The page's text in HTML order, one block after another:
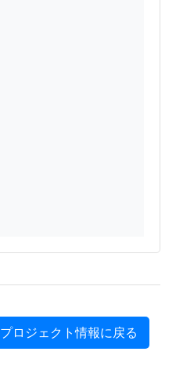
プロジェクト情報に戻る